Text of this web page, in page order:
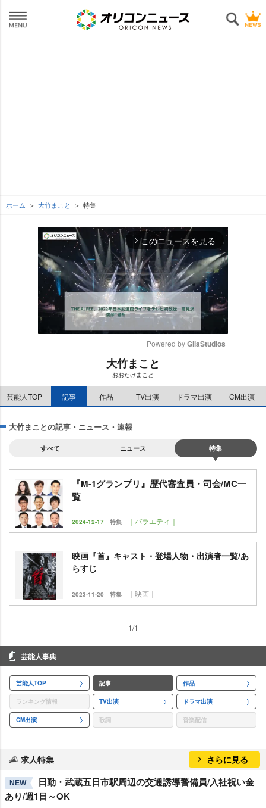
ホーム 大竹まこと 特集
arrow_forward_ios このニュースを見る
e
Powered by GliaStudios
大竹まこと
おおたけまこと
芸能人TOP 記事 作品 TV出演 ドラマ出演 CM出演
大竹まことの記事・ニュース・速報
すべて ニュース 特集
『M-1グランプリ』歴代審査員・司会/MC一
覧
2024-12-17 特集 ｜バラエティ｜
映画『首』キャスト・登場人物・出演者一覧/あ
らすじ
2023-11-20 特集 ｜映画｜
1/1
芸能人事典
芸能人TOP 記事 作品
ランキング情報 TV出演 ドラマ出演
CM出演 歌詞 音楽配信
求人特集 さらに見る
NEW
日勤・武蔵五日市駅周辺の交通誘導警備員/入社祝い金
あり/週1日～OK